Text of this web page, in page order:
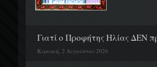
Γιατί ο Προφήτης Ηλίας ΔΕΝ
Κυριακή, 2 Αυγούστου 2026